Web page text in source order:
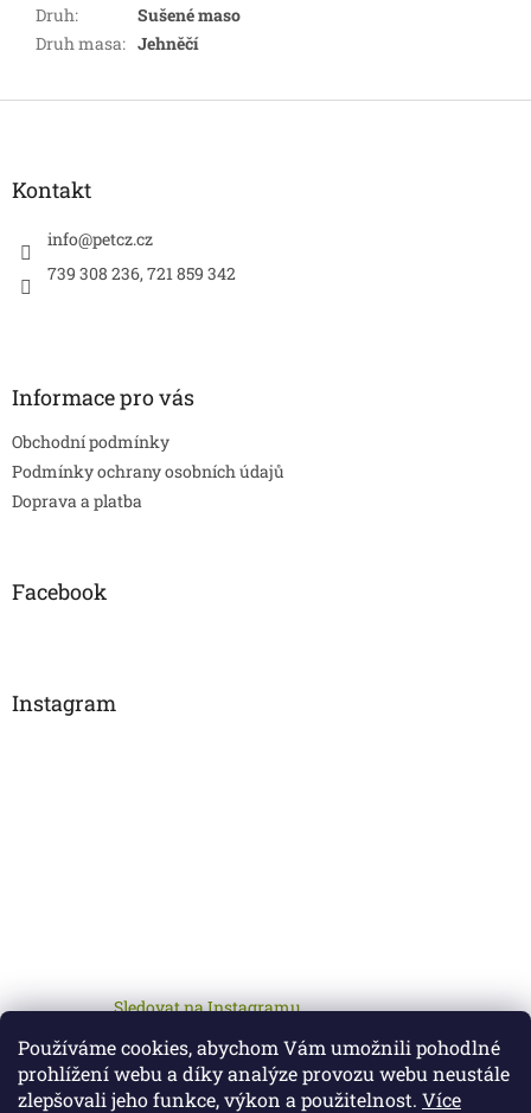
Používáme cookies, abychom Vám umožnili pohodlné
prohlížení webu a díky analýze provozu webu neustále
zlepšovali jeho funkce, výkon a použitelnost. Více
Druh:
Sušené maso
Druh masa: Jehněčí
Kontakt
info@petcz.cz
739 308 236, 721 859 342
Informace pro vás
Obchodní podmínky
Podmínky ochrany osobních údajů
Doprava a platba
Facebook
Instagram
Sledovat na Instagramu